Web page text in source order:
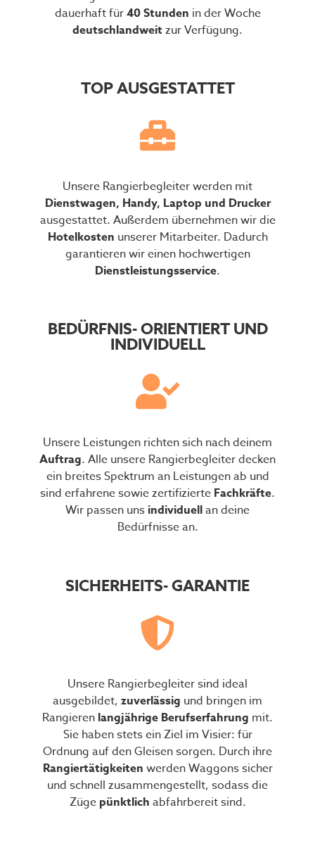
dauerhaft für40 Stunden in der Woche
deutschlandweit zur Verfügung.
TOP AUSGESTATTET
Unsere Rangierbegleiter werden mit
Dienstwagen, Handy, Laptop und Drucker
ausgestattet. Außerdem übernehmen wir die
Hotelkosten unserer Mitarbeiter. Dadurch
garantieren wir einen hochwertigen
Dienstleistungsservice.
BEDÜRFNIS- ORIENTIERT UND
INDIVIDUELL
Unsere Leistungen richten sich nach deinem
Auftrag. Alle unsere Rangierbegleiter decken
ein breites Spektrum an Leistungen ab und
sind erfahrene sowie zertifizierte Fachkräfte.
Wir passen uns individuellan deine
Bedürfnisse an.
SICHERHEITS- GARANTIE
Unsere Rangierbegleiter sind ideal
ausgebildet, zuverlässig und bringen im
Rangieren langjährige Berufserfahrung mit.
Sie haben stets ein Ziel im Visier: für
Ordnung auf den Gleisen sorgen. Durch ihre
Rangiertätigkeiten werden Waggons sicher
und schnell zusammengestellt, sodass die
Züge pünktlich abfahrbereit sind.